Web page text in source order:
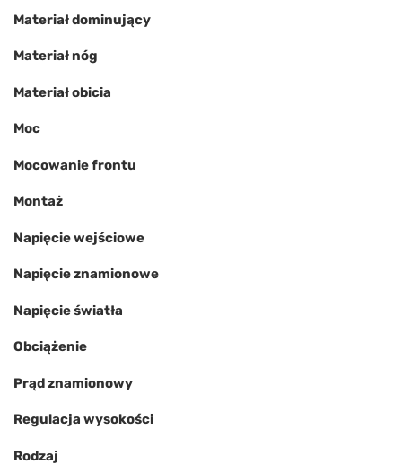
Materiał dominujący
Materiał nóg
Materiał obicia
Moc
Mocowanie frontu
Montaż
Napięcie wejściowe
Napięcie znamionowe
Napięcie światła
Obciążenie
Prąd znamionowy
Regulacja wysokości
Rodzaj